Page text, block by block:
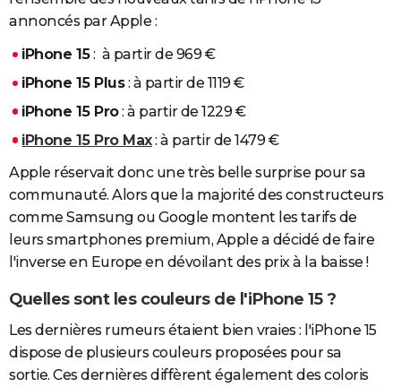
annoncés par Apple :
iPhone 15: à partir de 969 €
iPhone 15 Plus: à partir de 1119 €
iPhone 15 Pro: à partir de 1229 €
iPhone 15 Pro Max: à partir de 1479 €
Apple réservait donc une très belle surprise pour sa
communauté. Alors que la majorité des constructeurs
comme Samsung ou Google montent les tarifs de
leurs smartphones premium, Apple a décidé de faire
l'inverse en Europe en dévoilant des prix à la baisse !
Quelles sont les couleurs de l'iPhone 15 ?
Les dernières rumeurs étaient bien vraies : l'iPhone 15
dispose de plusieurs couleurs proposées pour sa
sortie. Ces dernières diffèrent également des coloris